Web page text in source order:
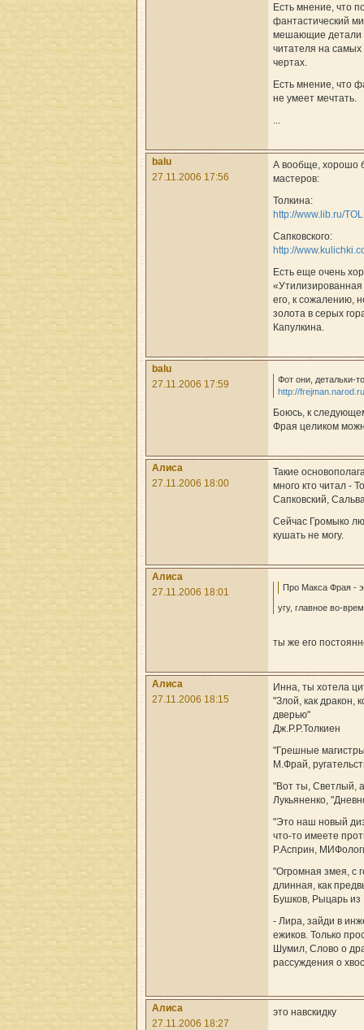
Есть мнение, что
фантастический
мешающие детали
читателя на
чертах.
Есть мнение, что
не умеет мечтать.
balu
27.11.2006 17:56
А вообще, хорошо
мастеров:
Толкина:
http://www.lib.ru/
Сапковского:
http://
Есть еще очень
его, к сожалению,
золота в серых
Капулкина.
balu
27.11.2006 17:59
Фот они, детальки-то
http://
Боюсь, к
Фрая целиком
Алиса
27.11.2006 18:00
Такие
много кто читал -
Сапковский,
Сейчас Громыко
кушать не могу.
Алиса
27.11.2006 18:01
Про Макса Фрая -
угу, главное во-
ты же его
Алиса
27.11.2006 18:15
Инна, ты хотела
"Злой, как дракон,
дверью"
Дж.Р.Р.Толкиен
"Грешные
М.Фрай,
"Вот ты, Светлый,
Лукьяненко,
"Это наш новый
что-то имеете
Р.Асприн,
"Огромная змея, с
длинная, как
Бушков, Рыцарь из
- Лира, зайди в
ежиков. Только
Шумил, Слово о
рассуждения о
Алиса
27.11.2006 18:27
это навскидку